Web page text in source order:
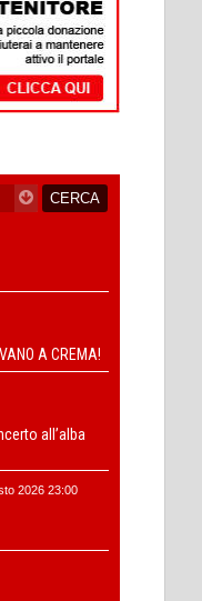
A CREMA!
all’alba
2026 23:00